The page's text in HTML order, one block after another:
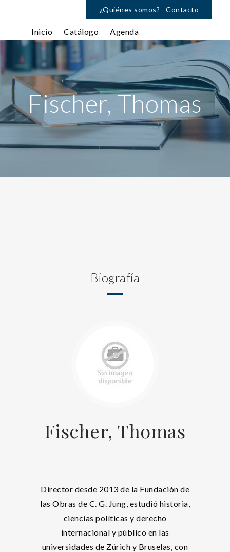
¿Quiénes somos? Contacto
Inicio Catálogo Agenda
Fischer, Thomas
Biografía
Fischer, Thomas
Director desde 2013 de la Fundación de
las Obras de C. G. Jung, estudió historia,
ciencias políticas y derecho
internacional y público en las
universidades de Zúrich y Bruselas, con